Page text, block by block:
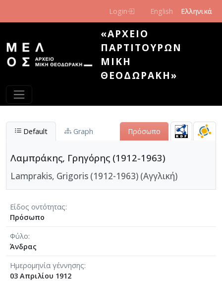
Login English Ελληνικά
«ΑΡΧΕΊΟ
ΠΑΡΤΙΤΟΎΡΩΝ
ΜΊΚΗ
ΘΕΟΔΩΡΆΚΗ»
Default Graph Πρόσωπο
Λαμπράκης, Γρηγόρης (1912-1963)
Lamprakis, Grigoris (1912-1963) (Αγγλική)
Είδος οντότητας
Πρόσωπο
Φύλο
Άνδρας
Ημερομηνία γέννησης
03 Απριλίου 1912